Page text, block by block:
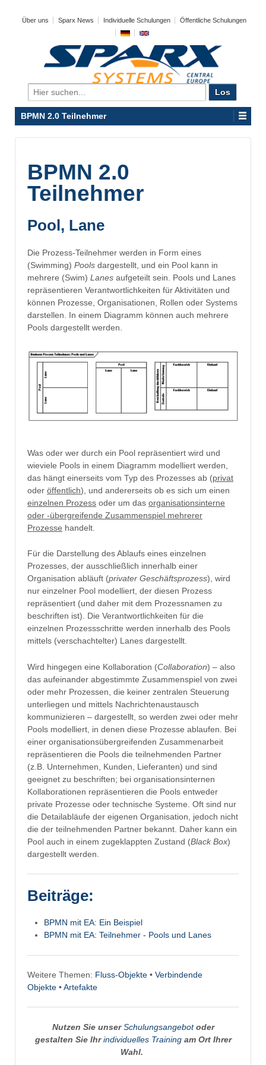
Über uns Sparx News Individuelle Schulungen Öffentliche Schulungen
Search
for:
BPMN 2.0 Teilnehmer
BPMN 2.0
Teilnehmer
Pool, Lane
Die Prozess-Teilnehmer werden in Form eines
(Swimming) Pools dargestellt, und ein Pool kann in
mehrere (Swim) Lanes aufgeteilt sein. Pools und Lanes
repräsentieren Verantwortlichkeiten für Aktivitäten und
können Prozesse, Organisationen, Rollen oder Systems
darstellen. In einem Diagramm können auch mehrere
Pools dargestellt werden.
Was oder wer durch ein Pool repräsentiert wird und
wieviele Pools in einem Diagramm modelliert werden,
das hängt einerseits vom Typ des Prozesses ab (privat
oder öffentlich), und andererseits ob es sich um einen
einzelnen Prozess oder um das organisationsinterne
oder -übergreifende Zusammenspiel mehrerer
Prozesse handelt.
Für die Darstellung des Ablaufs eines einzelnen
Prozesses, der ausschließlich innerhalb einer
Organisation abläuft (privater Geschäftsprozess), wird
nur einzelner Pool modelliert, der diesen Prozess
repräsentiert (und daher mit dem Prozessnamen zu
beschriften ist). Die Verantwortlichkeiten für die
einzelnen Prozessschritte werden innerhalb des Pools
mittels (verschachtelter) Lanes dargestellt.
Wird hingegen eine Kollaboration (Collaboration) – also
das aufeinander abgestimmte Zusammenspiel von zwei
oder mehr Prozessen, die keiner zentralen Steuerung
unterliegen und mittels Nachrichtenaustausch
kommunizieren – dargestellt, so werden zwei oder mehr
Pools modelliert, in denen diese Prozesse ablaufen. Bei
einer organisationsübergreifenden Zusammenarbeit
repräsentieren die Pools die teilnehmenden Partner
(z.B. Unternehmen, Kunden, Lieferanten) und sind
geeignet zu beschriften; bei organisationsinternen
Kollaborationen repräsentieren die Pools entweder
private Prozesse oder technische Systeme. Oft sind nur
die Detailabläufe der eigenen Organisation, jedoch nicht
die der teilnehmenden Partner bekannt. Daher kann ein
Pool auch in einem zugeklappten Zustand (Black Box)
dargestellt werden.
Beiträge:
BPMN mit EA: Ein Beispiel
BPMN mit EA: Teilnehmer - Pools und Lanes
Weitere Themen: Fluss-Objekte • Verbindende
Objekte •Artefakte
Nutzen Sie unserSchulungsangebotoder
gestalten Sie Ihrindividuelles Trainingam Ort Ihrer
Wahl.